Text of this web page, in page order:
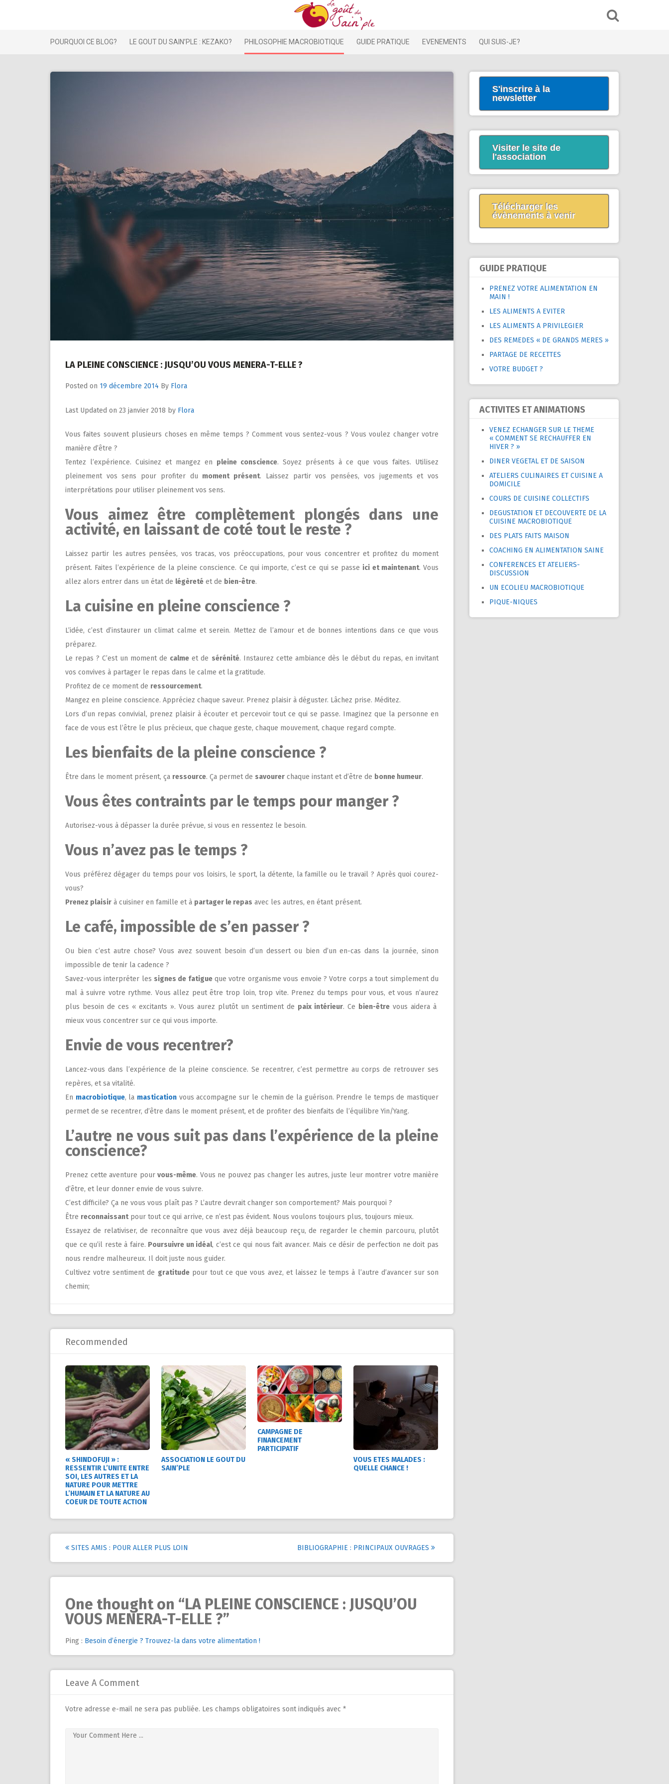
POURQUOI CE BLOG? LE GOUT DU SAIN’PLE : KEZAKO? PHILOSOPHIE MACROBIOTIQUE GUIDE PRATIQUE EVENEMENTS QUI SUIS-JE?
LA PLEINE CONSCIENCE : JUSQU’OU VOUS MENERA-T-ELLE ?
Posted on 19 décembre 2014 By Flora
Last Updated on 23 janvier 2018 by Flora
Vous faites souvent plusieurs choses en même temps ? Comment vous sentez-vous ? Vous voulez changer votre
manière d’être ?
Tentez l’expérience. Cuisinez et mangez en pleine conscience. Soyez présents à ce que vous faites. Utilisez
pleinement vos sens pour profiter du moment présent. Laissez partir vos pensées, vos jugements et vos
interprétations pour utiliser pleinement vos sens.
Vous aimez être complètement plongés dans une
activité, en laissant de coté tout le reste ?
Laissez partir les autres pensées, vos tracas, vos préoccupations, pour vous concentrer et profitez du moment
présent. Faites l’expérience de la pleine conscience. Ce qui importe, c’est ce qui se passe ici et maintenant. Vous
allez alors entrer dans un état de légèreté et de bien-être.
La cuisine en pleine conscience ?
L’idée, c’est d’instaurer un climat calme et serein. Mettez de l’amour et de bonnes intentions dans ce que vous
préparez.
Le repas ? C’est un moment de calme et de sérénité. Instaurez cette ambiance dès le début du repas, en invitant
vos convives à partager le repas dans le calme et la gratitude.
Profitez de ce moment de ressourcement.
Mangez en pleine conscience. Appréciez chaque saveur. Prenez plaisir à déguster. Lâchez prise. Méditez.
Lors d’un repas convivial, prenez plaisir à écouter et percevoir tout ce qui se passe. Imaginez que la personne en
face de vous est l’être le plus précieux, que chaque geste, chaque mouvement, chaque regard compte.
Les bienfaits de la pleine conscience ?
Être dans le moment présent, ça ressource. Ça permet de savourer chaque instant et d’être de bonne humeur.
Vous êtes contraints par le temps pour manger ?
Autorisez-vous à dépasser la durée prévue, si vous en ressentez le besoin.
Vous n’avez pas le temps ?
Vous préférez dégager du temps pour vos loisirs, le sport, la détente, la famille ou le travail ? Après quoi courez-
vous?
Prenez plaisir à cuisiner en famille et à partager le repas avec les autres, en étant présent.
Le café, impossible de s’en passer ?
Ou bien c’est autre chose? Vous avez souvent besoin d’un dessert ou bien d’un en-cas dans la journée, sinon
impossible de tenir la cadence ?
Savez-vous interpréter les signes de fatigueque votre organisme vous envoie ? Votre corps a tout simplement du
mal à suivre votre rythme. Vous allez peut être trop loin, trop vite. Prenez du temps pour vous, et vous n’aurez
plus besoin de ces « excitants ». Vous aurez plutôt un sentiment de paix intérieur. Ce bien-être vous aidera à
mieux vous concentrer sur ce qui vous importe.
Envie de vous recentrer?
Lancez-vous dans l’expérience de la pleine conscience. Se recentrer, c’est permettre au corps de retrouver ses
repères, et sa vitalité.
En macrobiotique, la mastication vous accompagne sur le chemin de la guérison. Prendre le temps de mastiquer
permet de se recentrer, d’être dans le moment présent, et de profiter des bienfaits de l’équilibre Yin/Yang.
L’autre ne vous suit pas dans l’expérience de la pleine
conscience?
Prenez cette aventure pour vous-même. Vous ne pouvez pas changer les autres, juste leur montrer votre manière
d’être, et leur donner envie de vous suivre.
C’est difficile? Ça ne vous vous plaît pas ? L’autre devrait changer son comportement? Mais pourquoi ?
Être reconnaissantpour tout ce qui arrive, ce n’est pas évident. Nous voulons toujours plus, toujours mieux.
Essayez de relativiser, de reconnaître que vous avez déjà beaucoup reçu, de regarder le chemin parcouru, plutôt
que ce qu’il reste à faire. Poursuivre un idéal, c’est ce qui nous fait avancer. Mais ce désir de perfection ne doit pas
nous rendre malheureux. Il doit juste nous guider.
Cultivez votre sentiment de gratitudepour tout ce que vous avez, et laissez le temps à l’autre d’avancer sur son
chemin;
Recommended
« SHINDOFUJI » :
RESSENTIR L’UNITE ENTRE
SOI, LES AUTRES ET LA
NATURE POUR METTRE
L’HUMAIN ET LA NATURE AU
COEUR DE TOUTE ACTION
ASSOCIATION LE GOUT DU
SAIN’PLE
CAMPAGNE DE
FINANCEMENT
PARTICIPATIF
VOUS ETES MALADES :
QUELLE CHANCE !
Post
navigation
SITES AMIS : POUR ALLER PLUS LOIN BIBLIOGRAPHIE : PRINCIPAUX OUVRAGES
One thought on “LA PLEINE CONSCIENCE : JUSQU’OU
VOUS MENERA-T-ELLE ?”
Ping : Besoin d’énergie ? Trouvez-la dans votre alimentation !
Leave A Comment
Votre adresse e-mail ne sera pas publiée. Les champs obligatoires sont indiqués avec *
S'inscrire à la
newsletter
Visiter le site de
l'association
Télécharger les
évènements à venir
GUIDE PRATIQUE
PRENEZ VOTRE ALIMENTATION EN
MAIN !
LES ALIMENTS A EVITER
LES ALIMENTS A PRIVILEGIER
DES REMEDES « DE GRANDS MERES »
PARTAGE DE RECETTES
VOTRE BUDGET ?
ACTIVITES ET ANIMATIONS
VENEZ ECHANGER SUR LE THEME
« COMMENT SE RECHAUFFER EN
HIVER ? »
DINER VEGETAL ET DE SAISON
ATELIERS CULINAIRES ET CUISINE A
DOMICILE
COURS DE CUISINE COLLECTIFS
DEGUSTATION ET DECOUVERTE DE LA
CUISINE MACROBIOTIQUE
DES PLATS FAITS MAISON
COACHING EN ALIMENTATION SAINE
CONFERENCES ET ATELIERS-
DISCUSSION
UN ECOLIEU MACROBIOTIQUE
PIQUE-NIQUES